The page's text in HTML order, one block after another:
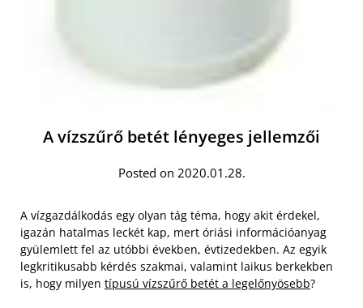
A vízszűrő betét lényeges jellemzői
Posted on 2020.01.28.
A vízgazdálkodás egy olyan tág téma, hogy akit érdekel,
igazán hatalmas leckét kap, mert óriási információanyag
gyülemlett fel az utóbbi években, évtizedekben. Az egyik
legkritikusabb kérdés szakmai, valamint laikus berkekben
is, hogy milyen típusú vízszűrő betét a legelőnyösebb?